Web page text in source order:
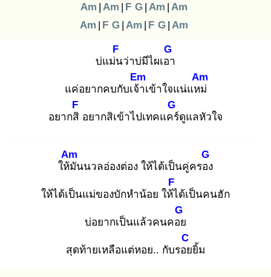
Am | Am | F G | Am | Am
Am | F G | Am | F G | Am
บ่แม่น
F
ว่าบ่มีไผเอา
G
แค่อยากคบกับเจ้า
Em
เข้าใจแน่แหม่
Am
อยากสิ
F
อยากสิเข้าไปเทคแคร์
G
ดูแลหัวใจ
ให้มั
Am
นนวลอ่องต่อง ให้ได้เป็นคู่ครอง
G
ให้ได้เป็นแม่ของบักหำน้อย ให้ไ
F
ด้เป็นคนฮัก
บ่อยากเป็นแล้วคนคอย
G
สุดท้ายเหลือแต่หอย.. กับรอย
C
ยิ้ม